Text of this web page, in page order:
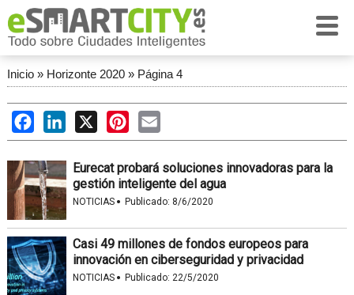
Inicio» Horizonte 2020» Página 4
FacebookLinkedIn
X PinterestEmail
Eurecat probará soluciones innovadoras para la
gestión inteligente del agua
NOTICIAS · Publicado: 8/6/2020
Casi 49 millones de fondos europeos para
innovación en ciberseguridad y privacidad
NOTICIAS · Publicado: 22/5/2020